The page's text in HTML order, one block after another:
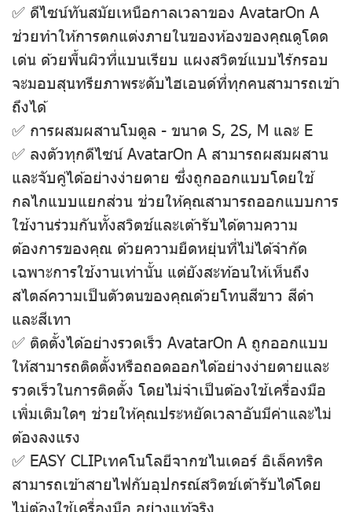
✅ ดีไซน์ทันสมัยเหนือกาลเวลาของ AvatarOn A
ช่วยทําให้การตกแต่งภายในของห้องของคุณดูโดด
เด่น ด้วยพื้นผิวที่แบนเรียบ แผงสวิตช์แบบไร้กรอบ
จะมอบสุนทรียภาพระดับไฮเอนด์ที่ทุกคนสามารถเข้า
ถึงได้
✅ การผสมผสานโมดูล - ขนาด S, 2S, M และ E
✅ ลงตัวทุกดีไซน์ AvatarOn A สามารถผสมผสาน
และจับคู่ได้อย่างง่ายดาย ซึ่งถูกออกแบบโดยใช้
กลไกแบบแยกส่วน ช่วยให้คุณสามารถออกแบบการ
ใช้งานร่วมกันทั้งสวิตช์และเต้ารับได้ตามความ
ต้องการของคุณ ด้วยความยืดหยุ่นที่ไม่ได้จํากัด
เฉพาะการใช้งานเท่านั้น แต่ยังสะท้อนให้เห็นถึง
สไตล์ความเป็นตัวตนของคุณด้วยโทนสีขาว สีดํา
และสีเทา
✅ ติดตั้งได้อย่างรวดเร็ว AvatarOn A ถูกออกแบบ
ให้สามารถติดตั้งหรือถอดออกได้อย่างง่ายดายและ
รวดเร็วในการติดตั้ง โดยไม่จําเป็นต้องใช้เครื่องมือ
เพิ่มเติมใดๆ ช่วยให้คุณประหยัดเวลาอันมีค่าและไม่
ต้องลงแรง
✅ EASY CLIPเทคโนโลยีจากชไนเดอร์ อิเล็คทริค
สามารถเข้าสายไฟกับอุปกรณ์สวิตช์เต้ารับได้โดย
ไม่ต้องใช้เครื่องมือ อย่างแท้จริง